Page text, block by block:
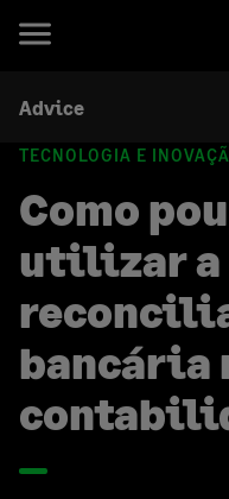
Advice
TECNOLOGIA E
Como
utilizar a
bancária